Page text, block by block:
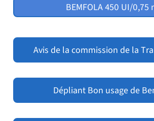
BEMFOLA 450 UI/0,75
Avis de la commission de la
Dépliant Bon usage de